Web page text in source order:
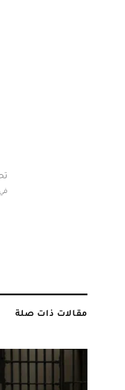
في 22/04/2017 على الساعة 12:30
مقالات ذات صلة